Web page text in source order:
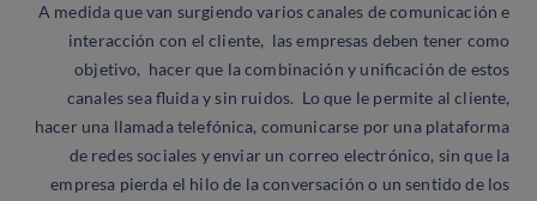
A medida que van surgiendo varios canales de comunicación e
interacción con el cliente, las empresas deben tener como
objetivo, hacer que la combinación y unificación de estos
canales sea fluida y sin ruidos. Lo que le permite al cliente,
hacer una llamada telefónica, comunicarse por una plataforma
de redes sociales y enviar un correo electrónico, sin que la
empresa pierda el hilo de la conversación o un sentido de los